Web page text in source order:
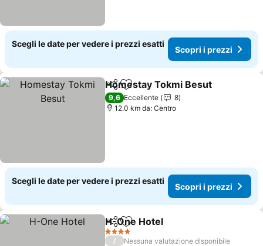
Scegli le date per vedere i prezzi esatti
Scopri i prezzi
CondividiAggiungi ai preferiti
Homestay Tokmi Besut
9,6 Eccellente
8
12.0 km da: Centro
Scegli le date per vedere i prezzi esatti
Scopri i prezzi
CondividiAggiungi ai preferiti
H-One Hotel
4 Stelle
/
Nessuna valutazione disponibile